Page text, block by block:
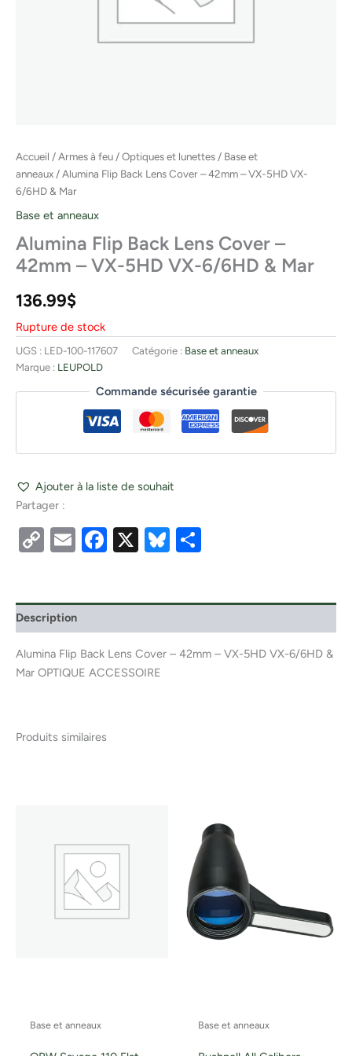
Accueil /Armes à feu /Optiques et lunettes / Base et
anneaux / Alumina Flip Back Lens Cover – 42mm – VX-5HD VX-
6/6HD & Mar
Base et anneaux
Alumina Flip Back Lens Cover –
42mm – VX-5HD VX-6/6HD & Mar
136.99$
Rupture de stock
UGS : LED-100-117607 Catégorie : Base et anneaux
Marque : LEUPOLD
Commande sécurisée garantie
Ajouter à la liste de souhait
Partager :
CopyEmailFacebook
X Bluesky
Description
Alumina Flip Back Lens Cover – 42mm – VX-5HD VX-6/6HD &
Mar OPTIQUE ACCESSOIRE
Produits similaires
Base et anneaux Base et anneaux